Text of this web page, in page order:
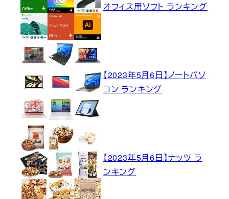
オフィス用ソフト ランキング
【2023年5月6日】ノートパソ
コン ランキング
【2023年5月6日】ナッツ ラ
ンキング